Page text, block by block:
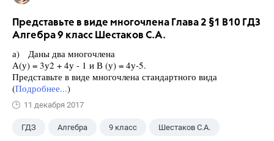
Представьте в виде многочлена Глава 2 §1 B10 ГДЗ
Алгебра 9 класс Шестаков С.А.
а) Даны два многочлена
А(у) = 3у2 + 4у - 1 и В (у) = 4у-5.
Представьте в виде многочлена стандартного вида
(Подробнее...)
11 декабря 2017
ГДЗ Алгебра 9 класс Шестаков С.А.